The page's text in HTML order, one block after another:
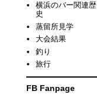
横浜のバー関連歴
史
蒸留所見学
大会結果
釣り
旅行
FB Fanpage